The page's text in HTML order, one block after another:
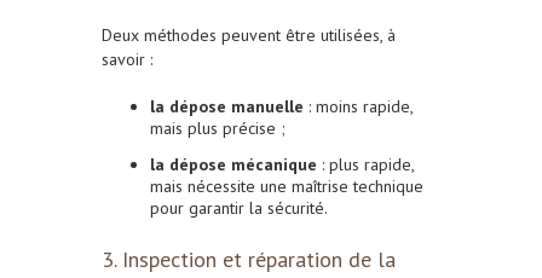
Deux méthodes peuvent être utilisées, à
savoir :
la dépose manuelle : moins rapide,
mais plus précise ;
la dépose mécanique : plus rapide,
mais nécessite une maîtrise technique
pour garantir la sécurité.
3. Inspection et réparation de la